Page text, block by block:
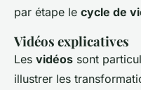
par étape le cycle de
Vidéos explicatives
Les vidéos sont
illustrer les